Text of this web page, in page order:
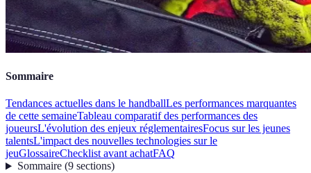
Sommaire
Tendances actuelles dans le handballLes performances marquantes
de cette semaineTableau comparatif des performances des
joueursL'évolution des enjeux réglementairesFocus sur les jeunes
talentsL'impact des nouvelles technologies sur le
jeuGlossaireChecklist avant achatFAQ
Sommaire(9 sections)